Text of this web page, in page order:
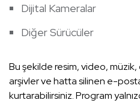
Dijital Kameralar
Diğer Sürücüler
Bu şekilde resim, video,
arşivler ve hatta silinen e-
kurtarabilirsiniz. Program